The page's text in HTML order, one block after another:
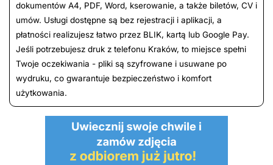
dokumentów A4, PDF, Word, kserowanie, a także biletów, CV i
umów. Usługi dostępne są bez rejestracji i aplikacji, a
płatności realizujesz łatwo przez BLIK, kartą lub Google Pay.
Jeśli potrzebujesz druk z telefonu Kraków, to miejsce spełni
Twoje oczekiwania - pliki są szyfrowane i usuwane po
wydruku, co gwarantuje bezpieczeństwo i komfort
użytkowania.